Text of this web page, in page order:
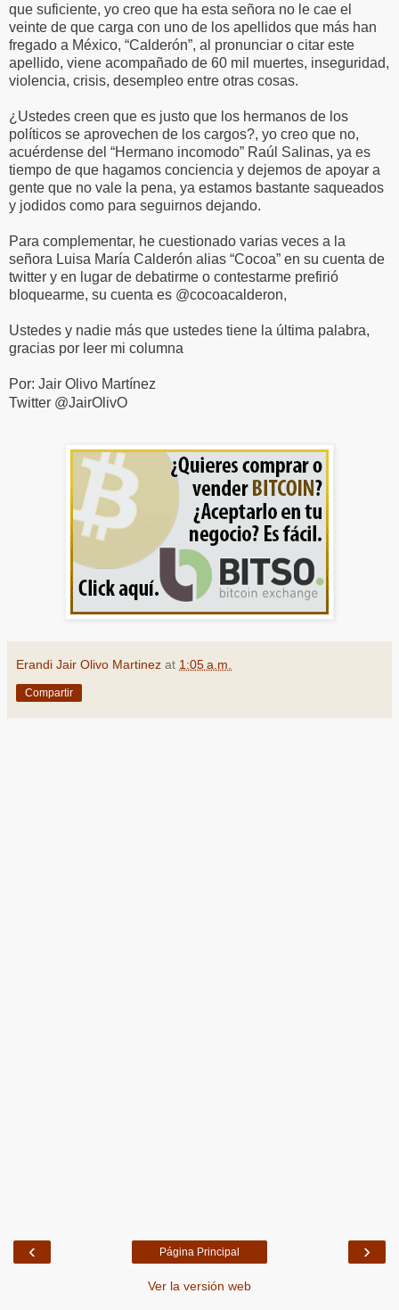
que suficiente, yo creo que ha esta señora no le cae el
veinte de que carga con uno de los apellidos que más han
fregado a México, “Calderón”, al pronunciar o citar este
apellido, viene acompañado de 60 mil muertes, inseguridad,
violencia, crisis, desempleo entre otras cosas.
¿Ustedes creen que es justo que los hermanos de los
políticos se aprovechen de los cargos?, yo creo que no,
acuérdense del “Hermano incomodo” Raúl Salinas, ya es
tiempo de que hagamos conciencia y dejemos de apoyar a
gente que no vale la pena, ya estamos bastante saqueados
y jodidos como para seguirnos dejando.
Para complementar, he cuestionado varias veces a la
señora Luisa María Calderón alias “Cocoa” en su cuenta de
twitter y en lugar de debatirme o contestarme prefirió
bloquearme, su cuenta es @cocoacalderon,
Ustedes y nadie más que ustedes tiene la última palabra,
gracias por leer mi columna
Por: Jair Olivo Martínez
Twitter @JairOlivO
Erandi Jair Olivo Martinez at 1:05 a.m.
Compartir
‹ ›
Página Principal
Ver la versión web